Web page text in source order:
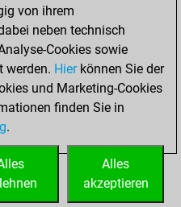
0
21
von ihrem
neben technisch
Cookies sowie
werden. Hierkönnen Sie der
und Marketing-Cookies
finden Sie in
.
Alles
akzeptieren